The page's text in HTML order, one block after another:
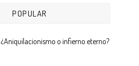
POPULAR
¿Aniquilacionismo o infierno eterno?